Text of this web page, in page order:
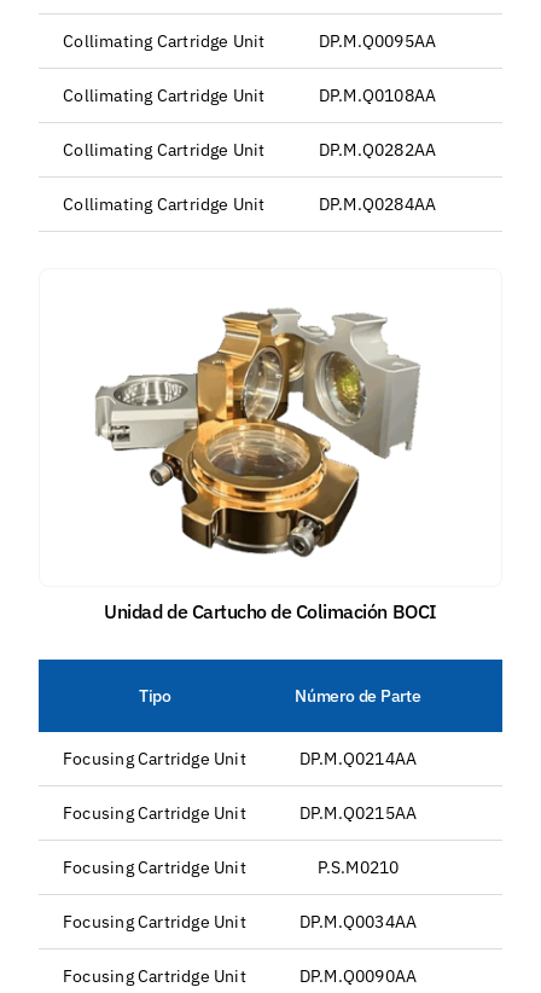
Collimating Cartridge Unit DP.M.Q0095AA
Collimating Cartridge Unit DP.M.Q0108AA
Collimating Cartridge Unit DP.M.Q0282AA
Collimating Cartridge Unit DP.M.Q0284AA
Unidad de Cartucho de Colimación BOCI
Tipo Número de Parte
Focusing Cartridge Unit DP.M.Q0214AA
Focusing Cartridge Unit DP.M.Q0215AA
Focusing Cartridge Unit P.S.M0210
Focusing Cartridge Unit DP.M.Q0034AA
Focusing Cartridge Unit DP.M.Q0090AA